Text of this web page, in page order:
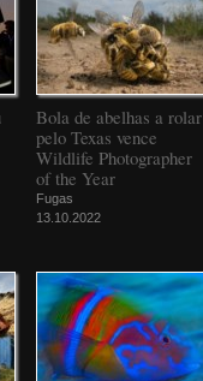
Bola de abelhas a rolar
pelo Texas vence
Wildlife Photographer
of the Year
Fugas
13.10.2022